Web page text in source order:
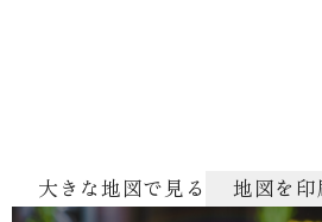
大きな地図で見る 地図を印